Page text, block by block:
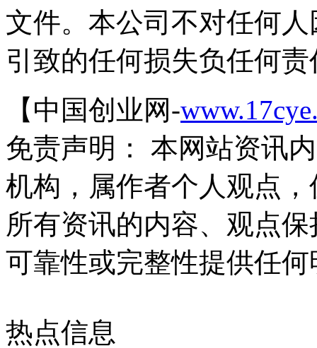
文件。本公司不对任何
引致的任何损失负任何责
【中国创业网-
免责声明： 本网站资讯
机构，属作者个人观点
所有资讯的内容、观点
可靠性或完整性提供任
热点信息